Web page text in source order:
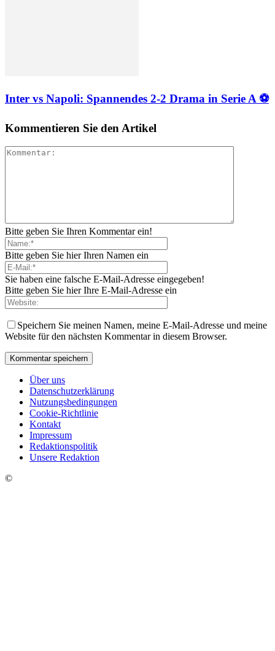
Inter vs Napoli: Spannendes 2-2 Drama in Serie A ⚽
Kommentieren Sie den Artikel
Bitte geben Sie Ihren Kommentar ein!
Bitte geben Sie hier Ihren Namen ein
Sie haben eine falsche E-Mail-Adresse eingegeben!
Bitte geben Sie hier Ihre E-Mail-Adresse ein
Speichern Sie meinen Namen, meine E-Mail-Adresse und meine
Website für den nächsten Kommentar in diesem Browser.
Über uns
Datenschutzerklärung
Nutzungsbedingungen
Cookie-Richtlinie
Kontakt
Impressum
Redaktionspolitik
Unsere Redaktion
©